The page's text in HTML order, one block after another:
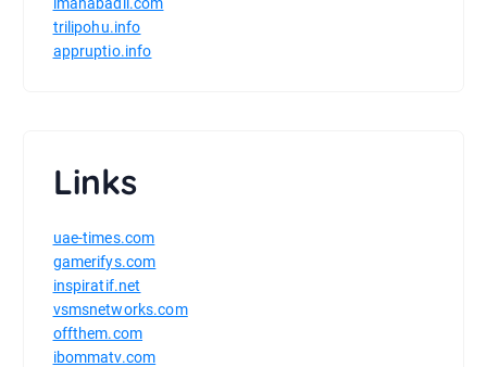
trilipohu.info
appruptio.info
Links
uae-times.com
gamerifys.com
inspiratif.net
vsmsnetworks.com
offthem.com
ibommatv.com